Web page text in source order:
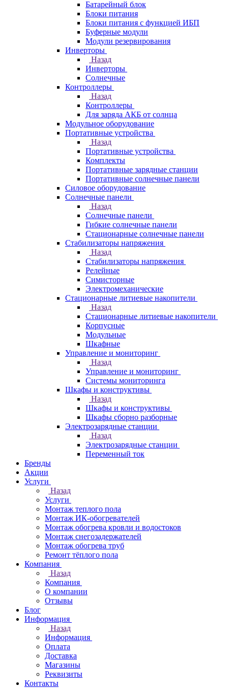
Батарейный блок
Блоки питания
Блоки питания с функцией ИБП
Буферные модули
Модули резервирования
Инверторы
Назад
Инверторы
Солнечные
Контроллеры
Назад
Контроллеры
Для заряда АКБ от солнца
Модульное оборудование
Портативные устройства
Назад
Портативные устройства
Комплекты
Портативные зарядные станции
Портативные солнечные панели
Силовое оборудование
Солнечные панели
Назад
Солнечные панели
Гибкие солнечные панели
Стационарные солнечные панели
Стабилизаторы напряжения
Назад
Стабилизаторы напряжения
Релейные
Симисторные
Электромеханические
Стационарные литиевые накопители
Назад
Стационарные литиевые накопители
Корпусные
Модульные
Шкафные
Управление и мониторинг
Назад
Управление и мониторинг
Системы мониторинга
Шкафы и конструктивы
Назад
Шкафы и конструктивы
Шкафы сборно разборные
Электрозарядные станции
Назад
Электрозарядные станции
Переменный ток
Бренды
Акции
Услуги
Назад
Услуги
Монтаж теплого пола
Монтаж ИК-обогревателей
Монтаж обогрева кровли и водостоков
Монтаж снегозадержателей
Монтаж обогрева труб
Ремонт тёплого пола
Компания
Назад
Компания
О компании
Отзывы
Блог
Информация
Назад
Информация
Оплата
Доставка
Магазины
Реквизиты
Контакты